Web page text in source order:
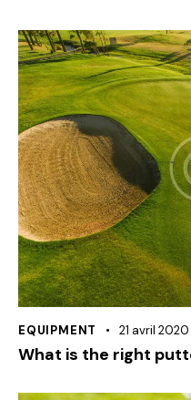
EQUIPMENT 21 avril 2020
What is the right